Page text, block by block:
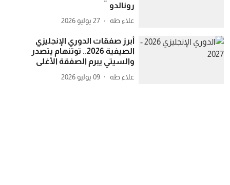
رونالدو
علاء طه 27 يوليو 2026
أبرز صفقات الدوري الإنجليزي
الصيفية 2026.. توتنهام يتصدر
والسيتي يبرم الصفقة الأغلى
علاء طه 09 يوليو 2026